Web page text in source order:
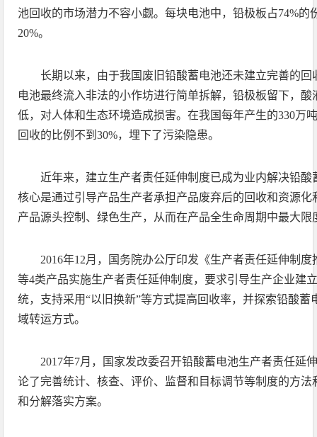
池回收的市场潜力不容小觑。每块电池中，铅极板占74%的
20%。
长期以来，由于我国废旧铅酸蓄电池还未建立完善的
电池最终流入非法的小作坊进行简单拆解，铅极板留下，
低，对人体和生态环境造成损害。在我国每年产生的330万
回收的比例不到30%，埋下了污染隐患。
近年来，建立生产者责任延伸制度已成为业内解决铅
核心是通过引导产品生产者承担产品废弃后的回收和资源
产品源头控制、绿色生产，从而在产品全生命周期中最大
2016年12月，国务院办公厅印发《生产者责任延伸制
等4类产品实施生产者责任延伸制度，要求引导生产企业建
统，支持采用“以旧换新”等方式提高回收率，并探索铅酸蓄
域转运方式。
2017年7月，国家发改委召开铅酸蓄电池生产者责任延
论了完善统计、核查、评价、监督和目标调节等制度的方
和分解落实方案。